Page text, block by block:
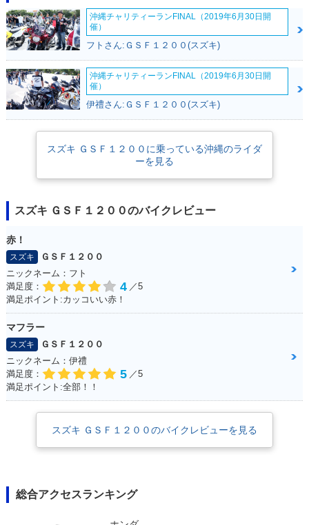
沖縄チャリティーランFINAL（2019年6月30日開
催）
フトさん:ＧＳＦ１２００(スズキ)
沖縄チャリティーランFINAL（2019年6月30日開
催）
伊禮さん:ＧＳＦ１２００(スズキ)
スズキ ＧＳＦ１２００に乗っている沖縄のライダ
ーを見る
スズキ ＧＳＦ１２００のバイクレビュー
赤！
スズキ
ＧＳＦ１２００
ニックネーム：フト
満足度：
4 ／5
満足ポイント:カッコいい赤！
マフラー
スズキ
ＧＳＦ１２００
ニックネーム：伊禮
満足度：
5 ／5
満足ポイント:全部！！
スズキ ＧＳＦ１２００のバイクレビューを見る
総合アクセスランキング